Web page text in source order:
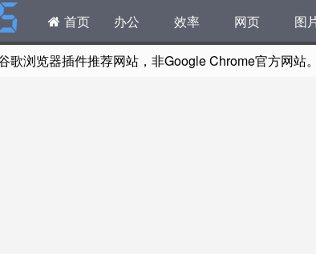
首页 办公 效率 网页 图
歌浏览器插件推荐网站，非Google Chrome官方网站。